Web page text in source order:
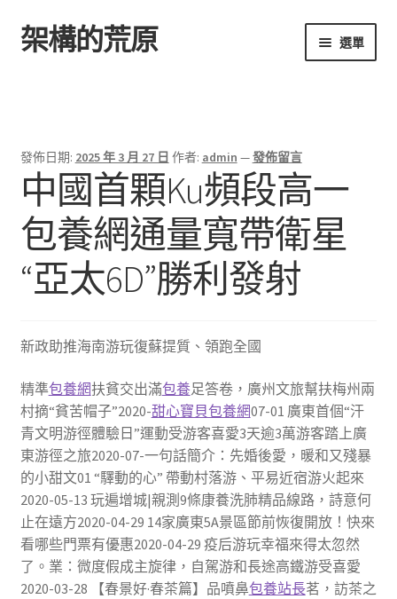
跳
至
跳
至
架構的荒原 選單
發佈日期: 2025 年 3 月 27 日 作者: admin —發佈留言
中國首顆Ku頻段高一
包養網通量寬帶衛星
“亞太6D”勝利發射
新政助推海南游玩復蘇提質、領跑全國
精準包養網扶貧交出滿包養足答卷，廣州文旅幫扶梅州兩
村摘“貧苦帽子”2020-甜心寶貝包養網07-01 廣東首個“汗
青文明游徑體驗日”運動受游客喜愛3天逾3萬游客踏上廣
東游徑之旅2020-07-一句話簡介：先婚後愛，暖和又殘暴
的小甜文01 “驛動的心” 帶動村落游、平易近宿游火起來
2020-05-13 玩遍增城|親測9條康養洗肺精品線路，詩意何
止在遠方2020-04-29 14家廣東5A景區節前恢復開放！快來
看哪些門票有優惠2020-04-29 疫后游玩幸福來得太忽然
了。業：微度假成主旋律，自駕游和長途高鐵游受喜愛
2020-03-28 【春景好·春茶篇】品噴鼻包養站長茗，訪茶之